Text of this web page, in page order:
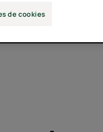
Os resultados
bonito, semana
de cookies